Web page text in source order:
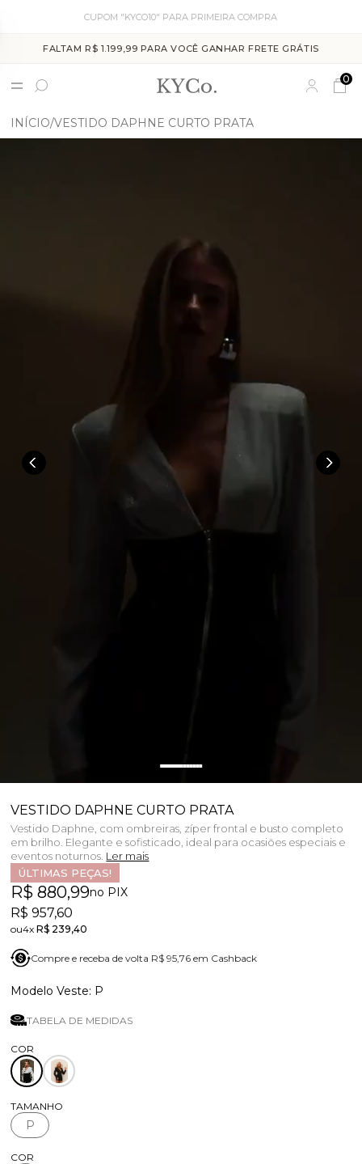
CUPOM "KYCO10" PARA PRIMEIRA COMPRA
FALTAM R$ 1.199,99 PARA VOCÊ GANHAR FRETE GRÁTIS
0
INÍCIO VESTIDO DAPHNE CURTO PRATA
VESTIDO DAPHNE CURTO PRATA
Vestido Daphne, com ombreiras, zíper frontal e busto completo
em brilho. Elegante e sofisticado, ideal para ocasiões especiais e
eventos noturnos. Ler mais
ÚLTIMAS PEÇAS!
R$ 880,99no PIX
R$ 957,60
4xR$ 239,40
Compre e receba de volta R$ 95,76 em Cashback
P
TABELA DE MEDIDAS
TAMANHO
P
COR